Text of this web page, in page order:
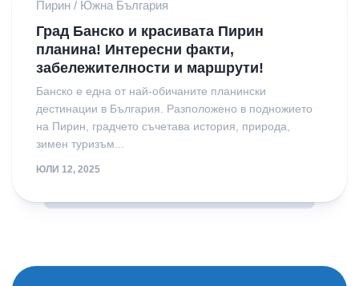
Пирин / Южна България
Град Банско и красивата Пирин
планина! Интересни факти,
забележителности и маршрути!
Банско е една от най-обичаните планински
дестинации в България. Разположено в подножието
на Пирин, градчето съчетава история, природа,
зимен туризъм...
ЮЛИ 12, 2025